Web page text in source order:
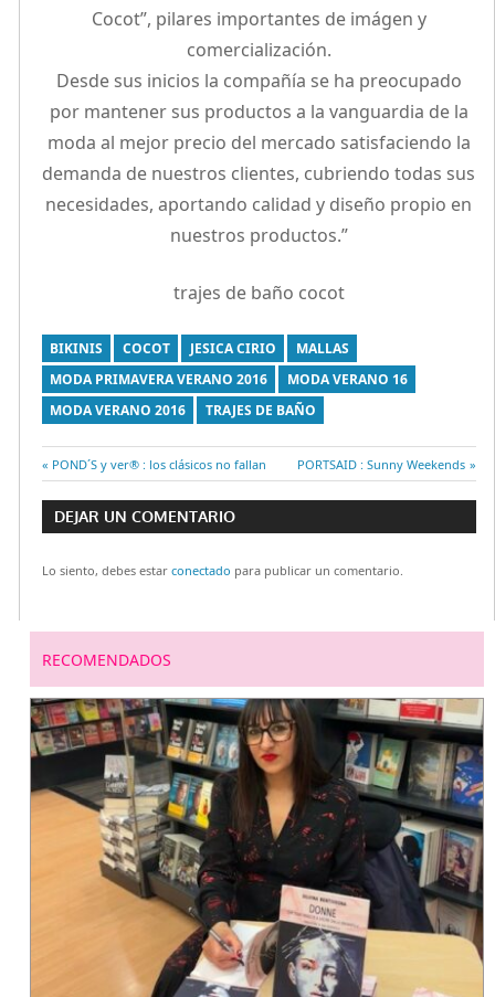
Cocot”, pilares importantes de imágen y
comercialización.
Desde sus inicios la compañía se ha preocupado
por mantener sus productos a la vanguardia de la
moda al mejor precio del mercado satisfaciendo la
demanda de nuestros clientes, cubriendo todas sus
necesidades, aportando calidad y diseño propio en
nuestros productos.”
trajes de baño cocot
BIKINIS COCOT JESICA CIRIO
MALLAS
MODA PRIMAVERA VERANO 2016
MODA VERANO 16
MODA VERANO 2016
TRAJES DE BAÑO
Navegación
de
entradas
Entrada
anterior:
POND´S y ver® : los clásicos no fallan
Entrada
siguiente:
PORTSAID : Sunny Weekends
DEJAR UN COMENTARIO
Lo siento, debes estar conectado para publicar un comentario.
RECOMENDADOS